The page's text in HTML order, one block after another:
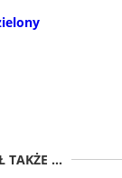
TAKŻE ...